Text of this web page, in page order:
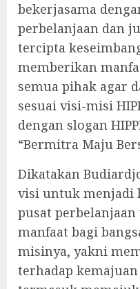
bekerjasama
perbelanjaan dan
tercipta
memberikan
semua pihak agar
sesuai visi-misi
dengan slogan
“Bermitra Maju
Dikatakan
visi untuk menjadi
pusat
manfaat bagi
misinya, yakni
terhadap